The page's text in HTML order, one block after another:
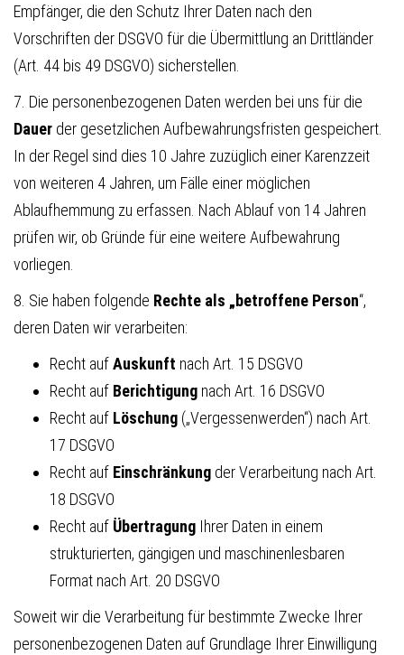
Empfänger, die den Schutz Ihrer Daten nach den
Vorschriften der DSGVO für die Übermittlung an Drittländer
(Art. 44 bis 49 DSGVO) sicherstellen.
7. Die personenbezogenen Daten werden bei uns für die
Dauer der gesetzlichen Aufbewahrungsfristen gespeichert.
In der Regel sind dies 10 Jahre zuzüglich einer Karenzzeit
von weiteren 4 Jahren, um Fälle einer möglichen
Ablaufhemmung zu erfassen. Nach Ablauf von 14 Jahren
prüfen wir, ob Gründe für eine weitere Aufbewahrung
vorliegen.
8. Sie haben folgende Rechte als „betroffene Person“,
deren Daten wir verarbeiten:
Recht aufAuskunft nach Art. 15 DSGVO
Recht auf Berichtigung nach Art. 16 DSGVO
Recht auf Löschung („Vergessenwerden“) nach Art.
17 DSGVO
Recht auf Einschränkung der Verarbeitung nach Art.
18 DSGVO
Recht auf Übertragung Ihrer Daten in einem
strukturierten, gängigen und maschinenlesbaren
Format nach Art. 20 DSGVO
Soweit wir die Verarbeitung für bestimmte Zwecke Ihrer
personenbezogenen Daten auf Grundlage Ihrer Einwilligung